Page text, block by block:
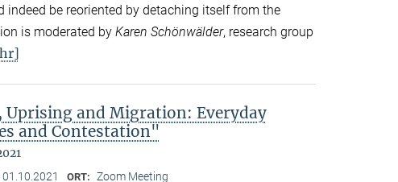
indeed be reoriented by detaching itself from the
is moderated by Karen Schönwälder, research group
Uprising and Migration: Everyday
and Contestation"
01.10.2021 ORT: Zoom Meeting